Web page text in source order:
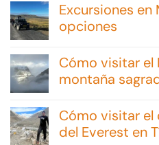
Excursiones en
opciones
hay
comentarios
en
Excursiones
Malvinas:
consejos
y
opciones
Cómo visitar el
montaña
hay
comentarios
en
Cómo
Cómo visitar
del Everest en